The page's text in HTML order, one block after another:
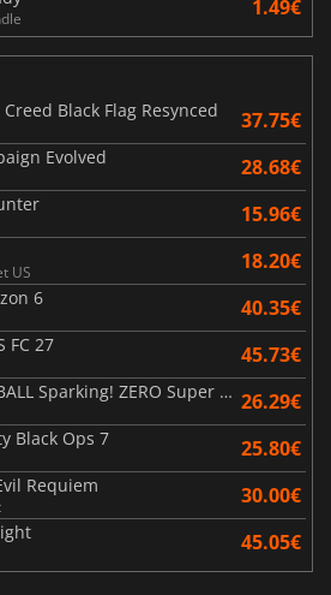
1.49€
Black Flag Resynced
37.75€
Evolved 28.68€
15.96€
US 18.20€
6 40.35€
FC 27 45.73€
DRAGON BALL Sparking! ZERO Super Limit Breaking NEO 26.29€
Black Ops 7 25.80€
Requiem 30.00€
45.05€